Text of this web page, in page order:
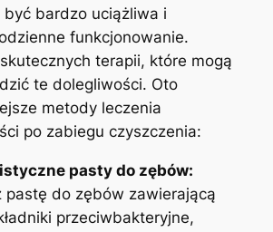
bardzo uciążliwa i
funkcjonowanie.
terapii, które mogą
te dolegliwości. Oto
metody leczenia
po‍ zabiegu czyszczenia:
pasty do zębów:
pastę do zębów zawierającą
przeciwbakteryjne,